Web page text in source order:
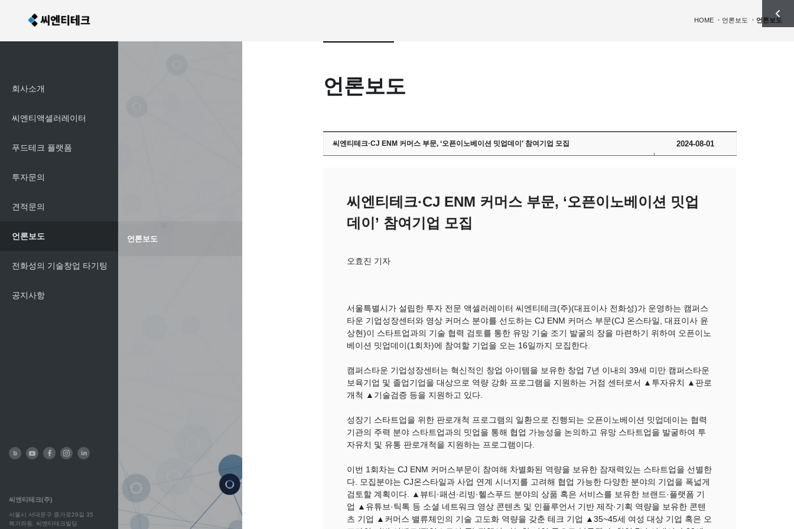
회사소개
씨엔티액셀러레이터
푸드테크 플랫폼
투자문의
견적문의
언론보도 언론보도
전화성의 기술창업 타기팅
공지사항
HOME 언론보도 언론보도
언론보도
씨엔티테크·CJ ENM 커머스 부문, ‘오픈이노베이션 밋업데이’ 참여기업 모집 2024-08-01
씨엔티테크·CJ ENM 커머스 부문, ‘오픈이노베이션 밋업
데이’ 참여기업 모집
오효진 기자
서울특별시가 설립한 투자 전문 액셀러레이터 씨엔티테크(주)(대표이사 전화성)가 운영하는 캠퍼스
타운 기업성장센터와 영상 커머스 분야를 선도하는 CJ ENM 커머스 부문(CJ 온스타일, 대표이사 윤
상현)이 스타트업과의 기술 협력 검토를 통한 유망 기술 조기 발굴의 장을 마련하기 위하여 오픈이노
베이션 밋업데이(1회차)에 참여할 기업을 오는 16일까지 모집한다.
캠퍼스타운 기업성장센터는 혁신적인 창업 아이템을 보유한 창업 7년 이내의 39세 미만 캠퍼스타운
보육기업 및 졸업기업을 대상으로 역량 강화 프로그램을 지원하는 거점 센터로서 ▲투자유치 ▲판로
개척 ▲기술검증 등을 지원하고 있다.
성장기 스타트업을 위한 판로개척 프로그램의 일환으로 진행되는 오픈이노베이션 밋업데이는 협력
기관의 주력 분야 스타트업과의 밋업을 통해 협업 가능성을 논의하고 유망 스타트업을 발굴하여 투
자유치 및 유통 판로개척을 지원하는 프로그램이다.
이번 1회차는 CJ ENM 커머스부문이 참여해 차별화된 역량을 보유한 잠재력있는 스타트업을 선별한
다. 모집분야는 CJ온스타일과 사업 연계 시너지를 고려해 협업 가능한 다양한 분야의 기업을 폭넓게
검토할 계획이다. ▲뷰티·패션·리빙·헬스푸드 분야의 상품 혹은 서비스를 보유한 브랜드·플랫폼 기
업 ▲유튜브·틱톡 등 소셜 네트워크 영상 콘텐츠 및 인플루언서 기반 제작·기획 역량을 보유한 콘텐
츠 기업 ▲커머스 밸류체인의 기술 고도화 역량을 갖춘 테크 기업 ▲35~45세 여성 대상 기업 혹은 오
씨엔티테크(주)
서울시 서대문구 증가로29길 35
북가좌동, 씨엔티테크빌딩